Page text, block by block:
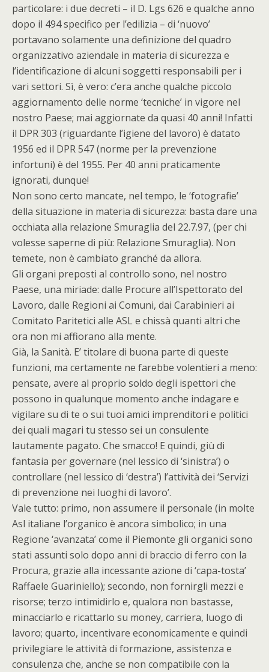
particolare: i due decreti – il D. Lgs 626 e qualche anno
dopo il 494 specifico per l’edilizia – di ‘nuovo’
portavano solamente una definizione del quadro
organizzativo aziendale in materia di sicurezza e
l’identificazione di alcuni soggetti responsabili per i
vari settori. Sì, è vero: c’era anche qualche piccolo
aggiornamento delle norme ‘tecniche’ in vigore nel
nostro Paese; mai aggiornate da quasi 40 anni! Infatti
il DPR 303 (riguardante l’igiene del lavoro) è datato
1956 ed il DPR 547 (norme per la prevenzione
infortuni) è del 1955. Per 40 anni praticamente
ignorati, dunque!
Non sono certo mancate, nel tempo, le ‘fotografie’
della situazione in materia di sicurezza: basta dare una
occhiata alla relazione Smuraglia del 22.7.97, (per chi
volesse saperne di più: Relazione Smuraglia). Non
temete, non è cambiato granché da allora.
Gli organi preposti al controllo sono, nel nostro
Paese, una miriade: dalle Procure all’Ispettorato del
Lavoro, dalle Regioni ai Comuni, dai Carabinieri ai
Comitato Paritetici alle ASL e chissà quanti altri che
ora non mi affiorano alla mente.
Già, la Sanità. E’ titolare di buona parte di queste
funzioni, ma certamente ne farebbe volentieri a meno:
pensate, avere al proprio soldo degli ispettori che
possono in qualunque momento anche indagare e
vigilare su di te o sui tuoi amici imprenditori e politici
dei quali magari tu stesso sei un consulente
lautamente pagato. Che smacco! E quindi, giù di
fantasia per governare (nel lessico di ‘sinistra’) o
controllare (nel lessico di ‘destra’) l’attività dei ‘Servizi
di prevenzione nei luoghi di lavoro’.
Vale tutto: primo, non assumere il personale (in molte
Asl italiane l’organico è ancora simbolico; in una
Regione ‘avanzata’ come il Piemonte gli organici sono
stati assunti solo dopo anni di braccio di ferro con la
Procura, grazie alla incessante azione di ‘capa-tosta’
Raffaele Guariniello); secondo, non fornirgli mezzi e
risorse; terzo intimidirlo e, qualora non bastasse,
minacciarlo e ricattarlo su money, carriera, luogo di
lavoro; quarto, incentivare economicamente e quindi
privilegiare le attività di formazione, assistenza e
consulenza che, anche se non compatibile con la